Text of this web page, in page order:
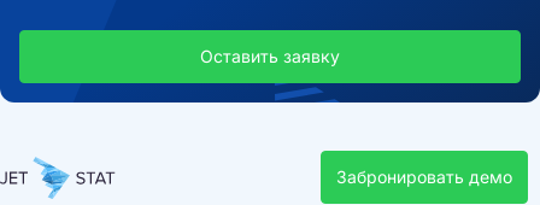
Оставить заявку
Забронировать демо